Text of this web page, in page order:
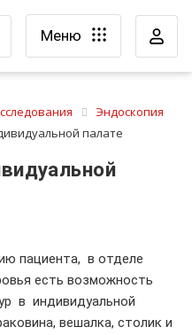
Меню
Эндоскопия
палате
пациента, в отделе
есть возможность
в индивидуальной
вешалка, столик и